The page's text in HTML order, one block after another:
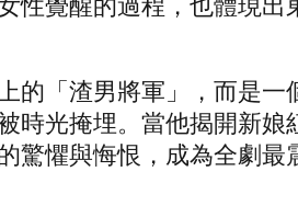
性覺醒的過程，也體現出
的「渣男將軍」，而是一
時光掩埋。當他揭開新娘
驚懼與悔恨，成為全劇最